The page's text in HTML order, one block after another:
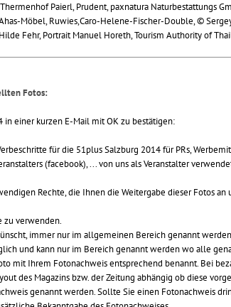
Paierl, Prudent, paxnatura Naturbestattungs
Möbel, Ruwies,Caro-Helene-Fischer-Double, ©
Fehr, Portrait Manuel Horeth, Tourism Authority of
Fotos:
einer kurzen E-Mail mit OK zu bestätigen:
für die 51plus Salzburg 2014 für PRs,
(facebook), ... von uns als Veranstalter
Rechte, die Ihnen die Weitergabe dieser Fotos an
zu verwenden.
immer nur im allgemeinen Bereich genannt
und kann nur im Bereich genannt werden wo alle
mit Ihrem Fotonachweis entsprechend benannt. Bei
des Magazins bzw. der Zeitung abhängig ob diese
genannt werden. Sollte Sie einen Fotonachweis